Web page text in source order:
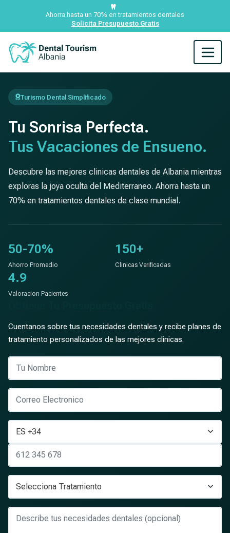
Ahorra hasta un 70% en tratamientos dentales
Solicita Presupuesto Gratis
Turismo Dental Simplificado
Tu Sonrisa Perfecta.
Tus Vacaciones de Ensueno.
Descubre las mejores clinicas dentales de Albania mientras
exploras la joya oculta del Mediterraneo. Ahorra hasta un
70% en tratamientos dentales de clase mundial.
50-70%
Ahorro Promedio
150+
Clinicas Verificadas
4.9
Valoracion Pacientes
Cuentanos sobre tus necesidades dentales y recibe planes de
tratamiento personalizados de las mejores clinicas.